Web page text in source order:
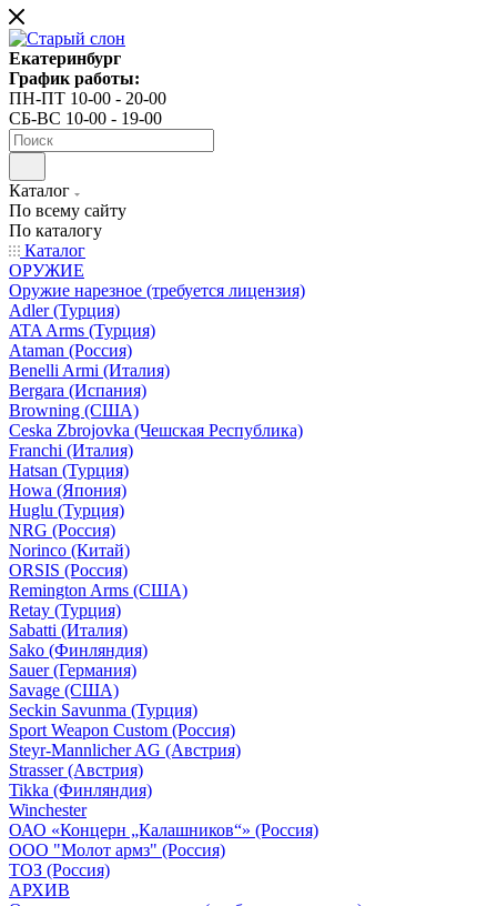
Екатеринбург
График работы:
ПН-ПТ 10-00 - 20-00
СБ-ВС 10-00 - 19-00
Каталог
По всему сайту
По каталогу
Каталог
ОРУЖИЕ
Оружие нарезное (требуется лицензия)
Adler (Турция)
ATA Arms (Турция)
Ataman (Россия)
Benelli Armi (Италия)
Bergara (Испания)
Browning (США)
Ceska Zbrojovka (Чешская Республика)
Franchi (Италия)
Hatsan (Турция)
Howa (Япония)
Huglu (Турция)
NRG (Россия)
Norinco (Китай)
ORSIS (Россия)
Remington Arms (США)
Retay (Турция)
Sabatti (Италия)
Sako (Финляндия)
Sauer (Германия)
Savage (США)
Seckin Savunma (Турция)
Sport Weapon Custom (Россия)
Steyr-Mannlicher AG (Австрия)
Strasser (Австрия)
Tikka (Финляндия)
Winchester
ОАО «Концерн „Калашников“» (Россия)
ООО "Молот армз" (Россия)
ТОЗ (Россия)
АРХИВ